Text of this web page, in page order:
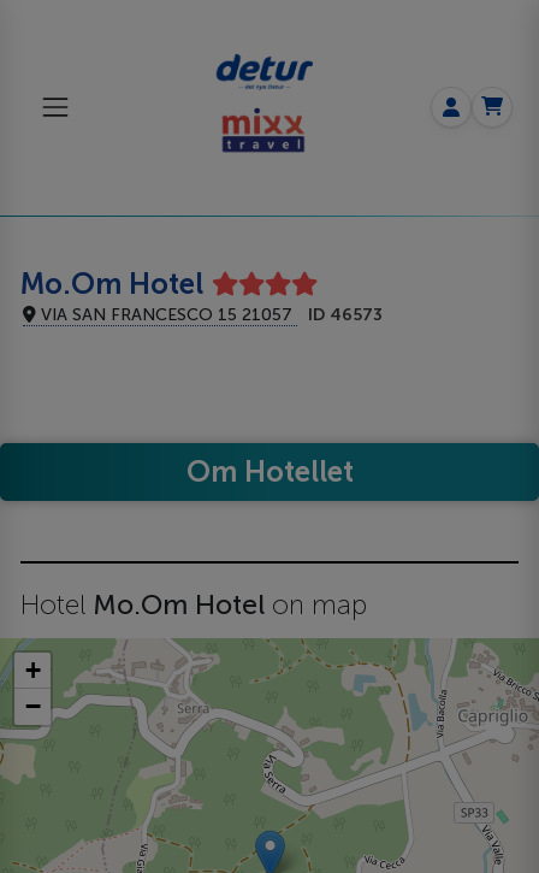
Mo.Om Hotel
VIA SAN FRANCESCO 15 21057 ID 46573
Om Hotellet
Hotel Mo.Om Hotel on map
+
−